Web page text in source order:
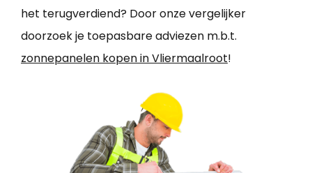
het terugverdiend? Door onze vergelijker
doorzoek je toepasbare adviezen m.b.t.
zonnepanelen kopen in Vliermaalroot!